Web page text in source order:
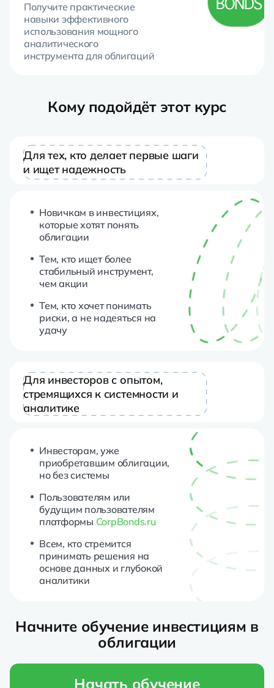
Получите практические
навыки эффективного
использования мощного
аналитического
инструмента для облигаций
Кому подойдёт этот курс
Для тех, кто делает первые шаги
и ищет надежность
Новичкам в инвестициях,
которые хотят понять
облигации
Тем, кто ищет более
стабильный инструмент,
чем акции
Тем, кто хочет понимать
риски, а не надеяться на
удачу
Для инвесторов с опытом,
стремящихся к системности и
аналитике
Инвесторам, уже
приобретавшим облигации,
но без системы
Пользователям или
будущим пользователям
платформы CorpBonds.ru
Всем, кто стремится
принимать решения на
основе данных и глубокой
аналитики
Начните обучение инвестициям в
облигации
Начать обучение